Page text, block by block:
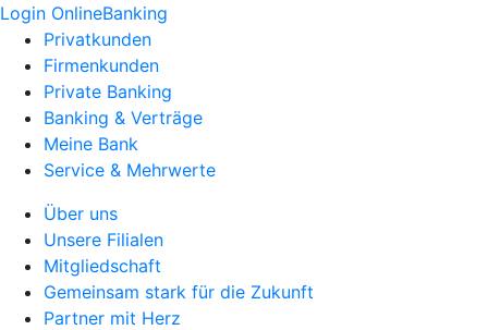
Login OnlineBanking
Privatkunden
Firmenkunden
Private Banking
Banking & Verträge
Meine Bank
Service & Mehrwerte
Über uns
Unsere Filialen
Mitgliedschaft
Gemeinsam stark für die Zukunft
Partner mit Herz